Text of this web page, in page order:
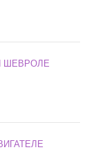
ШЕВРОЛЕ